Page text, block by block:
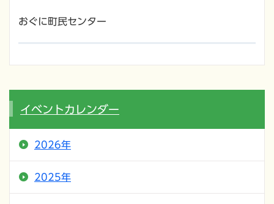
おぐに町民センター
イベントカレンダー
2026年
2025年